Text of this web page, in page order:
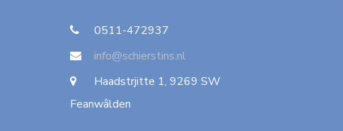
0511-472937
info@schierstins.nl
Haadstrjitte 1, 9269 SW
Feanwâlden